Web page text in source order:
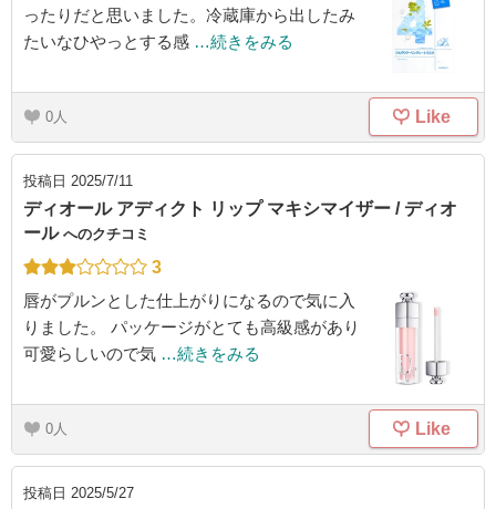
ったりだと思いました。冷蔵庫から出したみ
たいなひやっとする感 …続きをみる
0 Like
投稿日 2025/7/11
ディオール アディクト リップ マキシマイザー / ディオ
ール へのクチコミ
3
唇がプルンとした仕上がりになるので気に入
りました。 パッケージがとても高級感があり
可愛らしいので気 …続きをみる
0 Like
投稿日 2025/5/27